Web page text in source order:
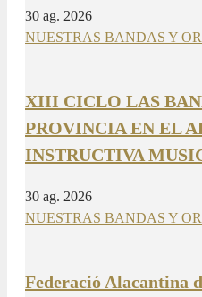
30 ag. 2026
NUESTRAS BANDAS Y
XIII CICLO LAS
PROVINCIA EN EL
INSTRUCTIVA
30 ag. 2026
NUESTRAS BANDAS Y
Federació Alacantina